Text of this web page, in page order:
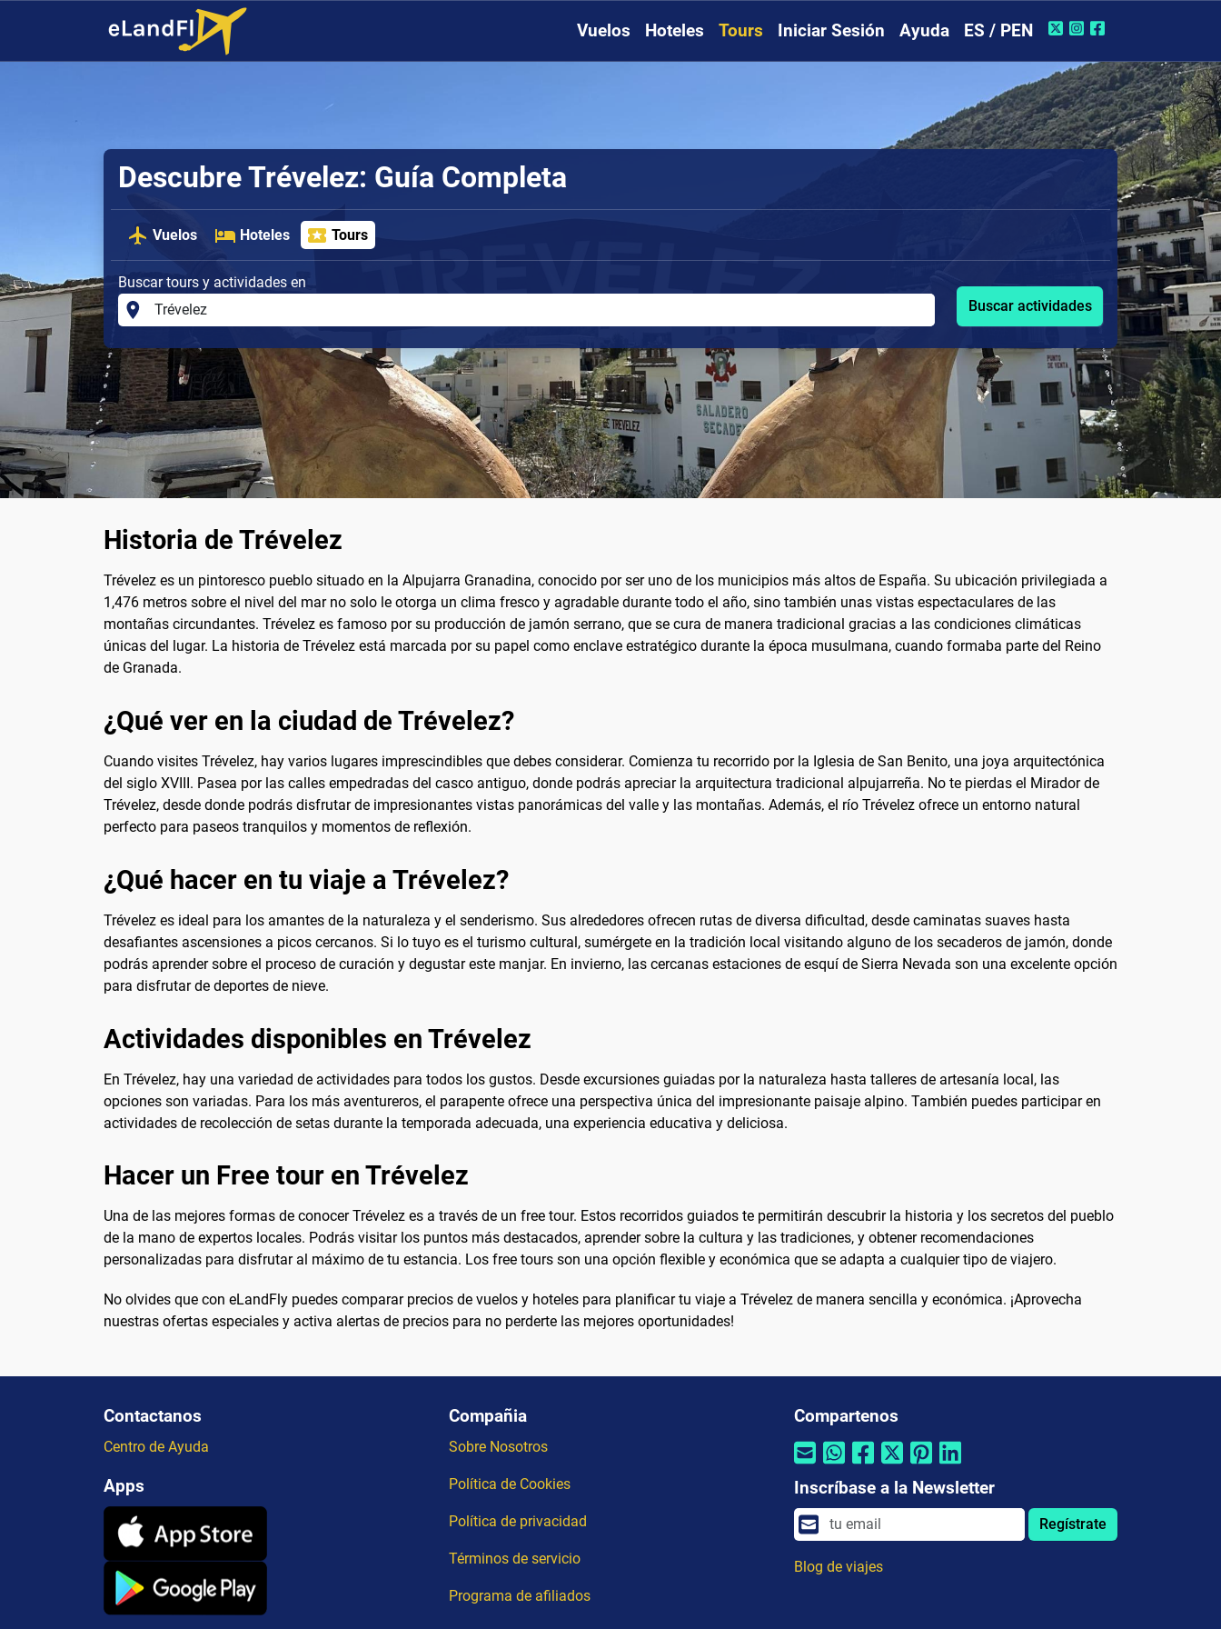
Vuelos Hoteles Tours Iniciar Sesión Ayuda ES / PEN
Descubre Trévelez: Guía Completa
Vuelos Hoteles Tours
Buscar tours y actividades en
Buscar actividades
Historia de Trévelez
Trévelez es un pintoresco pueblo situado en la Alpujarra Granadina, conocido por ser uno de los municipios más altos de España. Su ubicación privilegiada a
1,476 metros sobre el nivel del mar no solo le otorga un clima fresco y agradable durante todo el año, sino también unas vistas espectaculares de las
montañas circundantes. Trévelez es famoso por su producción de jamón serrano, que se cura de manera tradicional gracias a las condiciones climáticas
únicas del lugar. La historia de Trévelez está marcada por su papel como enclave estratégico durante la época musulmana, cuando formaba parte del Reino
de Granada.
¿Qué ver en la ciudad de Trévelez?
Cuando visites Trévelez, hay varios lugares imprescindibles que debes considerar. Comienza tu recorrido por la Iglesia de San Benito, una joya arquitectónica
del siglo XVIII. Pasea por las calles empedradas del casco antiguo, donde podrás apreciar la arquitectura tradicional alpujarreña. No te pierdas el Mirador de
Trévelez, desde donde podrás disfrutar de impresionantes vistas panorámicas del valle y las montañas. Además, el río Trévelez ofrece un entorno natural
perfecto para paseos tranquilos y momentos de reflexión.
¿Qué hacer en tu viaje a Trévelez?
Trévelez es ideal para los amantes de la naturaleza y el senderismo. Sus alrededores ofrecen rutas de diversa dificultad, desde caminatas suaves hasta
desafiantes ascensiones a picos cercanos. Si lo tuyo es el turismo cultural, sumérgete en la tradición local visitando alguno de los secaderos de jamón, donde
podrás aprender sobre el proceso de curación y degustar este manjar. En invierno, las cercanas estaciones de esquí de Sierra Nevada son una excelente opción
para disfrutar de deportes de nieve.
Actividades disponibles en Trévelez
En Trévelez, hay una variedad de actividades para todos los gustos. Desde excursiones guiadas por la naturaleza hasta talleres de artesanía local, las
opciones son variadas. Para los más aventureros, el parapente ofrece una perspectiva única del impresionante paisaje alpino. También puedes participar en
actividades de recolección de setas durante la temporada adecuada, una experiencia educativa y deliciosa.
Hacer un Free tour en Trévelez
Una de las mejores formas de conocer Trévelez es a través de un free tour. Estos recorridos guiados te permitirán descubrir la historia y los secretos del pueblo
de la mano de expertos locales. Podrás visitar los puntos más destacados, aprender sobre la cultura y las tradiciones, y obtener recomendaciones
personalizadas para disfrutar al máximo de tu estancia. Los free tours son una opción flexible y económica que se adapta a cualquier tipo de viajero.
No olvides que con eLandFly puedes comparar precios de vuelos y hoteles para planificar tu viaje a Trévelez de manera sencilla y económica. ¡Aprovecha
nuestras ofertas especiales y activa alertas de precios para no perderte las mejores oportunidades!
Contactanos
Centro de Ayuda
Apps
Compañia
Sobre Nosotros
Política de Cookies
Política de privacidad
Términos de servicio
Programa de afiliados
Compartenos
Inscríbase a la Newsletter
Regístrate
Blog de viajes